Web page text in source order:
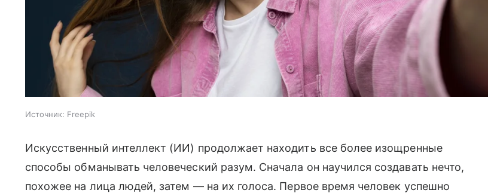
Источник: Freepik
Искусственный интеллект (ИИ) продолжает находить все более изощренные
способы обманывать человеческий разум. Сначала он научился создавать нечто,
похожее на лица людей, затем — на их голоса. Первое время человек успешно